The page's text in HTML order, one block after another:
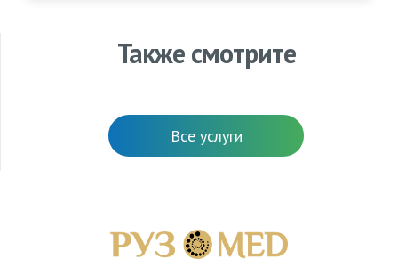
Также смотрите
Все услуги